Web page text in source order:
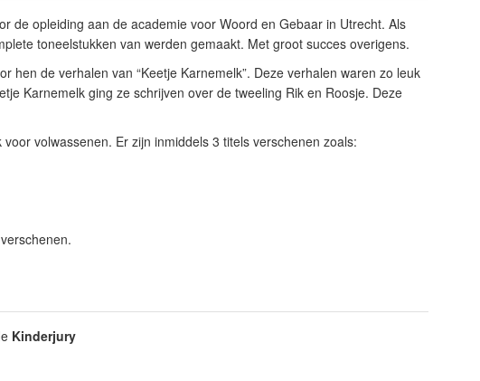
de opleiding aan de academie voor Woord en Gebaar in Utrecht. Als
toneelstukken van werden gemaakt. Met groot succes overigens.
hen de verhalen van “Keetje Karnemelk”. Deze verhalen waren zo leuk
Karnemelk ging ze schrijven over de tweeling Rik en Roosje. Deze
volwassenen. Er zijn inmiddels 3 titels verschenen zoals:
Kinderjury